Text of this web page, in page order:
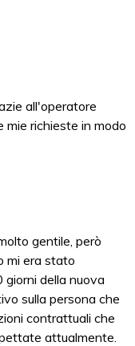
all'operatore
richieste in modo
gentile, però
mi era stato
della nuova
sulla persona che
contrattuali che
attualmente.